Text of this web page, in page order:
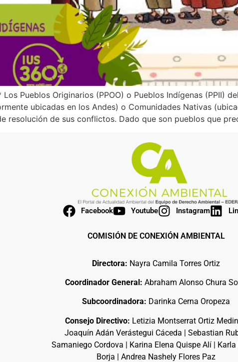
Pueblos Originarios (PPOO) o Pueblos Indígenas (PPII)
ubicadas en los Andes) o Comunidades Nativas
resolución de sus conflictos. Dado que son pueblos que
Facebook Youtube Instagram
COMISIÓN DE CONEXIÓN AMBIENTAL
Directora: Nayra Camila Torres Ortiz
Coordinador General:Abraham Alonso Chura
Subcoordinadora: Darinka Cerna Oropeza
Consejo Directivo: Letizia Montserrat Ortiz
Joaquín Adán Verástegui Cáceda | Sebastian
Samaniego Cordova | Karina Elena Quispe Alí |
Borja | Andrea Nashely Flores Paz